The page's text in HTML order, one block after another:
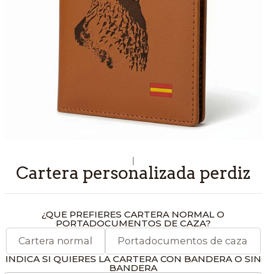
|
Cartera personalizada perdiz
¿QUE PREFIERES CARTERA NORMAL O
PORTADOCUMENTOS DE CAZA?
Cartera normal Portadocumentos de caza
INDICA SI QUIERES LA CARTERA CON BANDERA O SIN
BANDERA